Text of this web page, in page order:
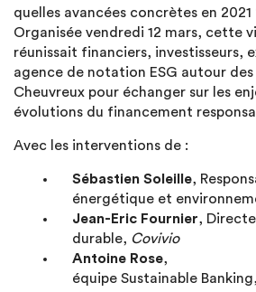
quelles avancées concrètes en 2021
Organisée vendredi 12 mars, cette
réunissait financiers, investisseurs,
agence de notation ESG autour
Cheuvreux pour échanger sur les
évolutions du financement
Avec les interventions de :
Sébastien Soleille,
énergétique et
Jean-Eric Fournier,
durable, Covivio
Antoine Rose,
équipe Sustainable Banking,